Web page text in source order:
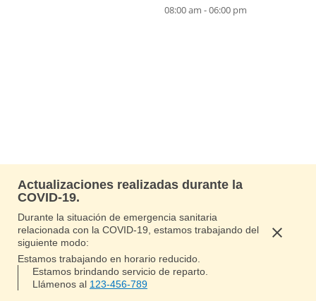
08:00 am - 06:00 pm
Actualizaciones realizadas durante la
COVID-19.
Durante la situación de emergencia sanitaria
relacionada con la COVID-19, estamos trabajando del
siguiente modo:
Estamos trabajando en horario reducido.
Estamos brindando servicio de reparto.
Llámenos al 123-456-789